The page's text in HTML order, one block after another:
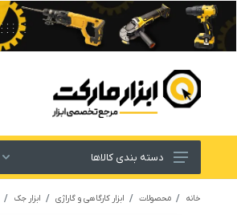
ابزار های برقی و شارژی
دسته بندی کالاها
خانه محصولات ابزار کارگاهی و گاراژی ابزار جک